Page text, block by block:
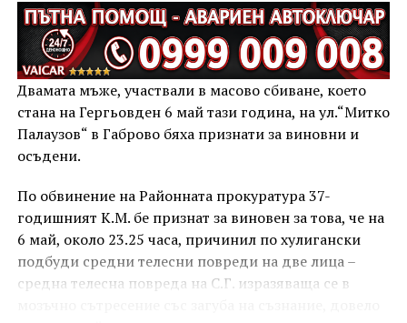
Двамата мъже, участвали в масово сбиване, което
стана на Гергьовден 6 май тази година, на ул.“Митко
Палаузов“ в Габрово бяха признати за виновни и
осъдени.
По обвинение на Районната прокуратура 37-
годишният К.М. бе признат за виновен за това, че на
6 май, около 23.25 часа, причинил по хулигански
подбуди средни телесни повреди на две лица –
средна телесна повреда на С.Г. изразяваща се в